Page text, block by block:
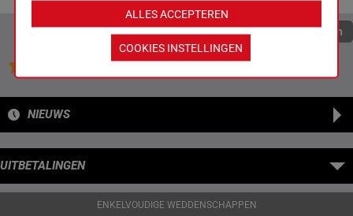
Quoteringen verversen
Jouw favoriete paarden
NIEUWS
UITBETALINGEN
ENKELVOUDIGE WEDDENSCHAPPEN
ALLES ACCEPTEREN
COOKIES INSTELLINGEN